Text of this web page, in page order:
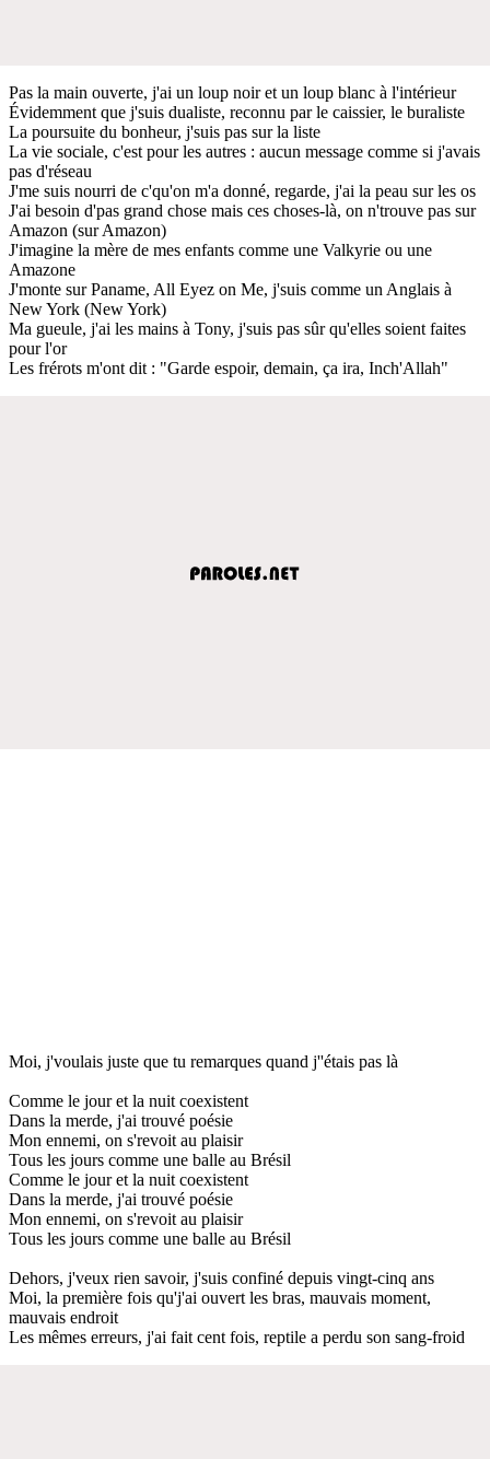
Pas la main ouverte, j'ai un loup noir et un loup blanc à l'intérieur
Évidemment que j'suis dualiste, reconnu par le caissier, le buraliste
La poursuite du bonheur, j'suis pas sur la liste
La vie sociale, c'est pour les autres : aucun message comme si j'avais
pas d'réseau
J'me suis nourri de c'qu'on m'a donné, regarde, j'ai la peau sur les os
J'ai besoin d'pas grand chose mais ces choses-là, on n'trouve pas sur
Amazon (sur Amazon)
J'imagine la mère de mes enfants comme une Valkyrie ou une
Amazone
J'monte sur Paname, All Eyez on Me, j'suis comme un Anglais à
New York (New York)
Ma gueule, j'ai les mains à Tony, j'suis pas sûr qu'elles soient faites
pour l'or
Les frérots m'ont dit : "Garde espoir, demain, ça ira, Inch'Allah"
Moi, j'voulais juste que tu remarques quand j''étais pas là
Comme le jour et la nuit coexistent
Dans la merde, j'ai trouvé poésie
Mon ennemi, on s'revoit au plaisir
Tous les jours comme une balle au Brésil
Comme le jour et la nuit coexistent
Dans la merde, j'ai trouvé poésie
Mon ennemi, on s'revoit au plaisir
Tous les jours comme une balle au Brésil
Dehors, j'veux rien savoir, j'suis confiné depuis vingt-cinq ans
Moi, la première fois qu'j'ai ouvert les bras, mauvais moment,
mauvais endroit
Les mêmes erreurs, j'ai fait cent fois, reptile a perdu son sang-froid